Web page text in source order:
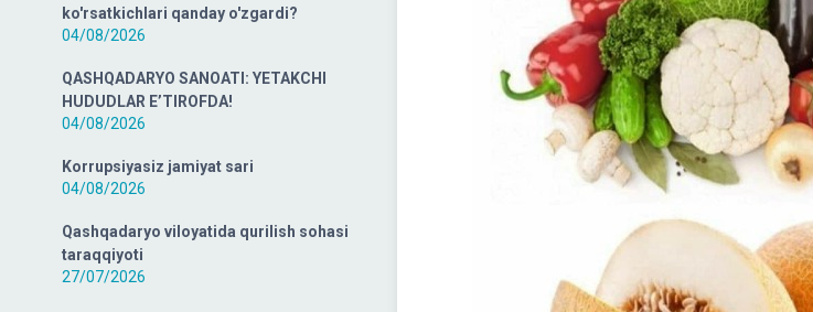
ko'rsatkichlari qanday o'zgardi?
04/08/2026
QASHQADARYO SANOATI: YETAKCHI
HUDUDLAR E’TIROFDA!
04/08/2026
Korrupsiyasiz jamiyat sari
04/08/2026
Qashqadaryo viloyatida qurilish sohasi
taraqqiyoti
27/07/2026